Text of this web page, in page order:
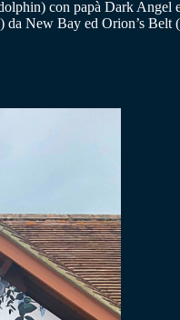
con papà Dark
New Bay ed Orion’s Belt